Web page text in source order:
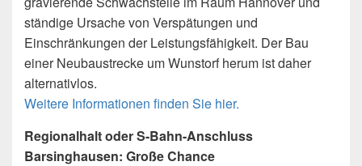
ständige Ursache von Verspätungen und
Einschränkungen der Leistungsfähigkeit. Der Bau
einer Neubaustrecke um Wunstorf herum ist daher
alternativlos.
Weitere Informationen finden Sie hier.
Regionalhalt oder S-Bahn-Anschluss
Barsinghausen: Große Chance